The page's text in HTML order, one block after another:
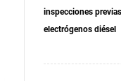
inspecciones
electrógenos diésel